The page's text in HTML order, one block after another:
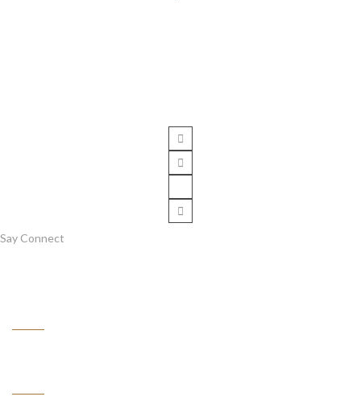
Say Connect